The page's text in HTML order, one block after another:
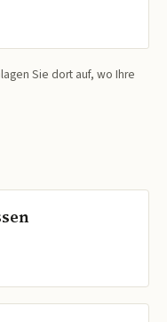
Sie dort auf, wo Ihre